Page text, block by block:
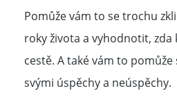
Pomůže vám to se trochu
roky života a vyhodnotit,
cestě. A také vám to
svými úspěchy a neúspěchy.